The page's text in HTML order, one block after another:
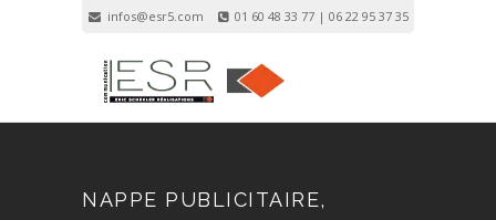
infos@esr5.com 01 60 48 33 77 | 06 22 95 37 35
NAPPE PUBLICITAIRE,